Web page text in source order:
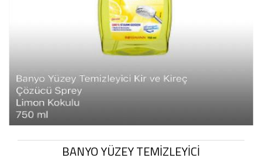
BANYO YÜZEY TEMİZLEYİCİ